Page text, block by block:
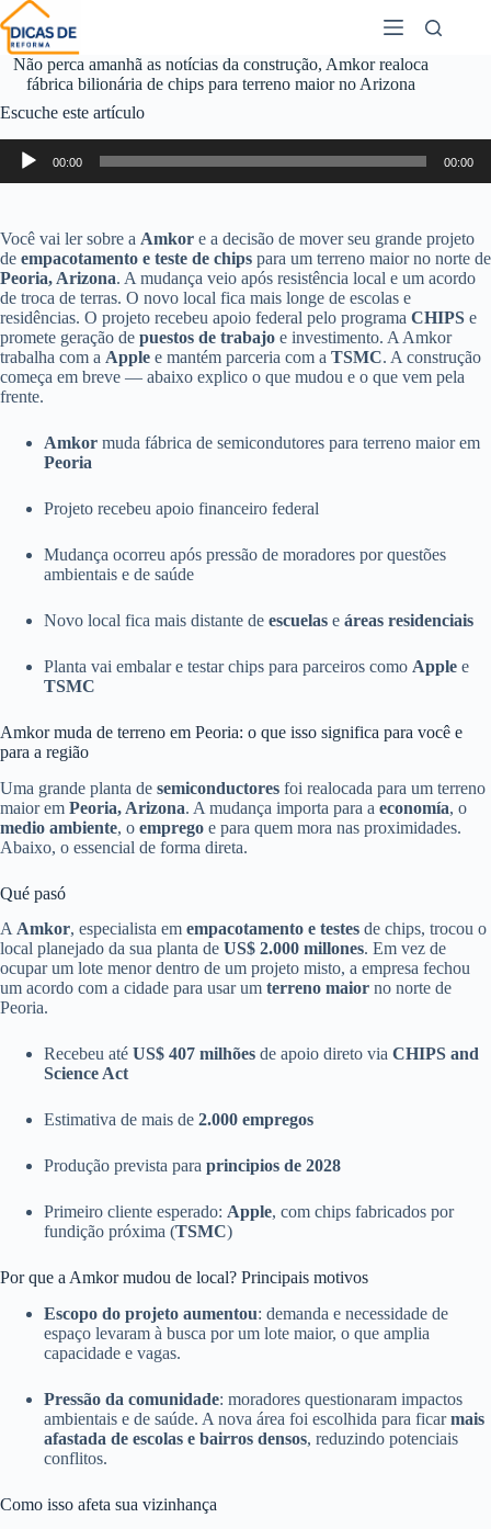
Não perca amanhã as notícias da construção, Amkor realoca
fábrica bilionária de chips para terreno maior no Arizona
Escuche este artículo
Reproductor
audio
00:00 00:00
Você vai ler sobre a Amkor e a decisão de mover seu grande projeto
de empacotamento e teste de chips para um terreno maior no norte de
Peoria, Arizona. A mudança veio após resistência local e um acordo
de troca de terras. O novo local fica mais longe de escolas e
residências. O projeto recebeu apoio federal pelo programa CHIPS e
promete geração de puestos de trabajo e investimento. A Amkor
trabalha com a Apple e mantém parceria com a TSMC. A construção
começa em breve — abaixo explico o que mudou e o que vem pela
frente.
Amkor muda fábrica de semicondutores para terreno maior em
Peoria
Projeto recebeu apoio financeiro federal
Mudança ocorreu após pressão de moradores por questões
ambientais e de saúde
Novo local fica mais distante de escuelas e áreas residenciais
Planta vai embalar e testar chips para parceiros como Apple e
TSMC
Amkor muda de terreno em Peoria: o que isso significa para você e
para a região
Uma grande planta de semiconductores foi realocada para um terreno
maior em Peoria, Arizona. A mudança importa para a economía, o
medio ambiente, o emprego e para quem mora nas proximidades.
Abaixo, o essencial de forma direta.
Qué pasó
A Amkor, especialista em empacotamento e testes de chips, trocou o
local planejado da sua planta de US$ 2.000 millones. Em vez de
ocupar um lote menor dentro de um projeto misto, a empresa fechou
um acordo com a cidade para usar um terreno maior no norte de
Peoria.
Recebeu até US$ 407 milhões de apoio direto via CHIPS and
Science Act
Estimativa de mais de 2.000 empregos
Produção prevista para principios de 2028
Primeiro cliente esperado: Apple, com chips fabricados por
fundição próxima (TSMC)
Por que a Amkor mudou de local? Principais motivos
Escopo do projeto aumentou: demanda e necessidade de
espaço levaram à busca por um lote maior, o que amplia
capacidade e vagas.
Pressão da comunidade: moradores questionaram impactos
ambientais e de saúde. A nova área foi escolhida para ficarmais
afastada de escolas e bairros densos, reduzindo potenciais
conflitos.
Como isso afeta sua vizinhança